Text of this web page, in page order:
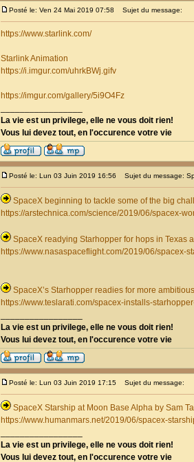
Posté le: Ven 24 Mai 2019 07:58 Sujet du message:
https://www.starlink.com/
Starlink Animation
https://i.imgur.com/uhrkBWj.gifv
https://imgur.com/gallery/5i9O4Fz
La vie est un privilege, elle ne vous doit rien!
Vous lui devez tout, en l'occurence votre vie
Posté le: Lun 03 Juin 2019 16:56 Sujet du message:
SpaceX beginning to tackle some of the big
https://arstechnica.com/science/2019/06/spacex-
SpaceX readying Starhopper for hops in Texas
https://www.nasaspaceflight.com/2019/06/
SpaceX’s Starhopper readies for more
https://www.teslarati.com/spacex-installs-
La vie est un privilege, elle ne vous doit rien!
Vous lui devez tout, en l'occurence votre vie
Posté le: Lun 03 Juin 2019 17:15 Sujet du message:
SpaceX Starship at Moon Base Alpha by Sam
https://www.humanmars.net/2019/06/spacex-
La vie est un privilege, elle ne vous doit rien!
Vous lui devez tout, en l'occurence votre vie